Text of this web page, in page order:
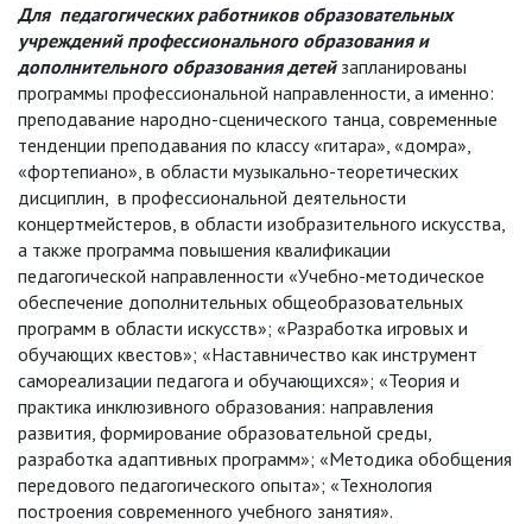
Для педагогических работников образовательных
учреждений профессионального образования и
дополнительного образования детей запланированы
программы профессиональной направленности, а именно:
преподавание народно-сценического танца, современные
тенденции преподавания по классу «гитара», «домра»,
«фортепиано», в области музыкально-теоретических
дисциплин, в профессиональной деятельности
концертмейстеров, в области изобразительного искусства,
а также программа повышения квалификации
педагогической направленности «Учебно-методическое
обеспечение дополнительных общеобразовательных
программ в области искусств»; «Разработка игровых и
обучающих квестов»; «Наставничество как инструмент
самореализации педагога и обучающихся»; «Теория и
практика инклюзивного образования: направления
развития, формирование образовательной среды,
разработка адаптивных программ»; «Методика обобщения
передового педагогического опыта»; «Технология
построения современного учебного занятия».